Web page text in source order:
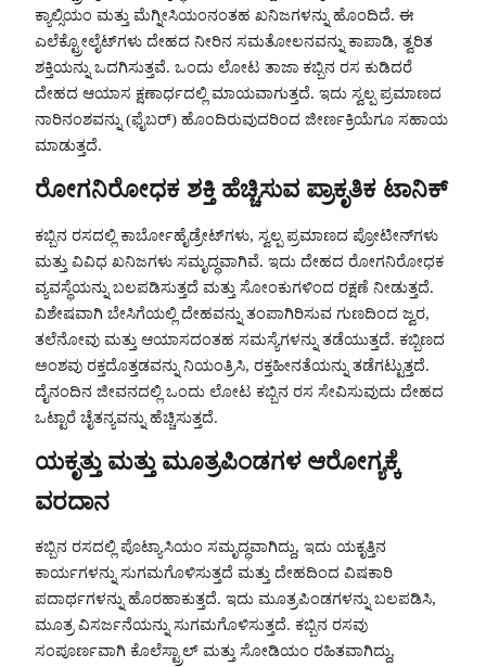
ಕ್ಯಾಲ್ಸಿಯಂ ಮತ್ತು ಮೆಗ್ನೀಸಿಯಂನಂತಹ ಖನಿಜಗಳನ್ನು ಹೊಂದಿದೆ. ಈ
ಎಲೆಕ್ಟ್ರೋಲೈಟ್‌ಗಳು ದೇಹದ ನೀರಿನ ಸಮತೋಲನವನ್ನು ಕಾಪಾಡಿ, ತ್ವರಿತ
ಶಕ್ತಿಯನ್ನು ಒದಗಿಸುತ್ತವೆ. ಒಂದು ಲೋಟ ತಾಜಾ ಕಬ್ಬಿನ ರಸ ಕುಡಿದರೆ
ದೇಹದ ಆಯಾಸ ಕ್ಷಣಾರ್ಧದಲ್ಲಿ ಮಾಯವಾಗುತ್ತದೆ. ಇದು ಸ್ವಲ್ಪ ಪ್ರಮಾಣದ
ನಾರಿನಂಶವನ್ನು (ಫೈಬರ್) ಹೊಂದಿರುವುದರಿಂದ ಜೀರ್ಣಕ್ರಿಯೆಗೂ ಸಹಾಯ
ಮಾಡುತ್ತದೆ.
ರೋಗನಿರೋಧಕ ಶಕ್ತಿ ಹೆಚ್ಚಿಸುವ ಪ್ರಾಕೃತಿಕ ಟಾನಿಕ್
ಕಬ್ಬಿನ ರಸದಲ್ಲಿ ಕಾರ್ಬೋಹೈಡ್ರೇಟ್‌ಗಳು, ಸ್ವಲ್ಪ ಪ್ರಮಾಣದ ಪ್ರೋಟೀನ್‌ಗಳು
ಮತ್ತು ವಿವಿಧ ಖನಿಜಗಳು ಸಮೃದ್ಧವಾಗಿವೆ. ಇದು ದೇಹದ ರೋಗನಿರೋಧಕ
ವ್ಯವಸ್ಥೆಯನ್ನು ಬಲಪಡಿಸುತ್ತದೆ ಮತ್ತು ಸೋಂಕುಗಳಿಂದ ರಕ್ಷಣೆ ನೀಡುತ್ತದೆ.
ವಿಶೇಷವಾಗಿ ಬೇಸಿಗೆಯಲ್ಲಿ ದೇಹವನ್ನು ತಂಪಾಗಿರಿಸುವ ಗುಣದಿಂದ ಜ್ವರ,
ತಲೆನೋವು ಮತ್ತು ಆಯಾಸದಂತಹ ಸಮಸ್ಯೆಗಳನ್ನು ತಡೆಯುತ್ತದೆ. ಕಬ್ಬಿಣದ
ಅಂಶವು ರಕ್ತದೊತ್ತಡವನ್ನು ನಿಯಂತ್ರಿಸಿ, ರಕ್ತಹೀನತೆಯನ್ನು ತಡೆಗಟ್ಟುತ್ತದೆ.
ದೈನಂದಿನ ಜೀವನದಲ್ಲಿ ಒಂದು ಲೋಟ ಕಬ್ಬಿನ ರಸ ಸೇವಿಸುವುದು ದೇಹದ
ಒಟ್ಟಾರೆ ಚೈತನ್ಯವನ್ನು ಹೆಚ್ಚಿಸುತ್ತದೆ.
ಯಕೃತ್ತು ಮತ್ತು ಮೂತ್ರಪಿಂಡಗಳ ಆರೋಗ್ಯಕ್ಕೆ
ವರದಾನ
ಕಬ್ಬಿನ ರಸದಲ್ಲಿ ಪೊಟ್ಯಾಸಿಯಂ ಸಮೃದ್ಧವಾಗಿದ್ದು, ಇದು ಯಕೃತ್ತಿನ
ಕಾರ್ಯಗಳನ್ನು ಸುಗಮಗೊಳಿಸುತ್ತದೆ ಮತ್ತು ದೇಹದಿಂದ ವಿಷಕಾರಿ
ಪದಾರ್ಥಗಳನ್ನು ಹೊರಹಾಕುತ್ತದೆ. ಇದು ಮೂತ್ರಪಿಂಡಗಳನ್ನು ಬಲಪಡಿಸಿ,
ಮೂತ್ರ ವಿಸರ್ಜನೆಯನ್ನು ಸುಗಮಗೊಳಿಸುತ್ತದೆ. ಕಬ್ಬಿನ ರಸವು
ಸಂಪೂರ್ಣವಾಗಿ ಕೊಲೆಸ್ಟ್ರಾಲ್ ಮತ್ತು ಸೋಡಿಯಂ ರಹಿತವಾಗಿದ್ದು,